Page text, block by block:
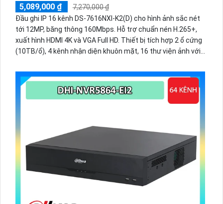
5,089,000 ₫
7,270,000 ₫
Đầu ghi IP 16 kênh DS-7616NXI-K2(D) cho hình ảnh sắc nét
tới 12MP, băng thông 160Mbps. Hỗ trợ chuẩn nén H.265+,
xuất hình HDMI 4K và VGA Full HD. Thiết bị tích hợp 2 ổ cứng
(10TB/ổ), 4 kênh nhận diện khuôn mặt, 16 thư viện ảnh với
tiện.